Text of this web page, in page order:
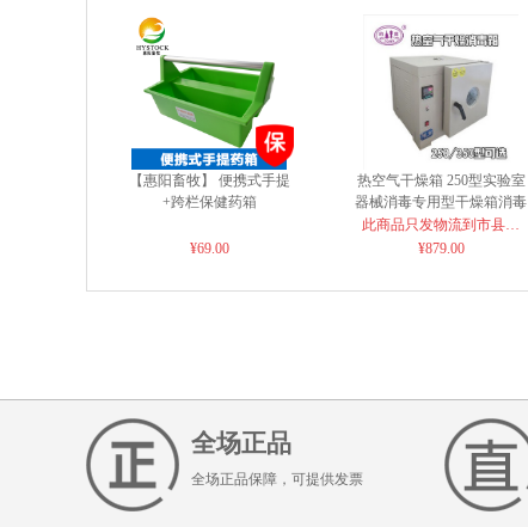
【惠阳畜牧】 便携式手提
+跨栏保健药箱
¥69.00
热空气干燥箱 250型实验室
器械消毒专用型干燥箱消毒
箱 250型
此商品只发物流到市县自
提！！
¥879.00
全场正品
全场正品保障，可提供发票